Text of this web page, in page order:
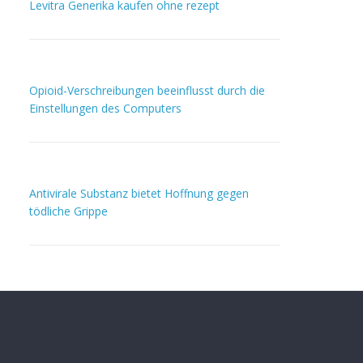
Levitra Generika kaufen ohne rezept
Opioid-Verschreibungen beeinflusst durch die
Einstellungen des Computers
Antivirale Substanz bietet Hoffnung gegen
tödliche Grippe